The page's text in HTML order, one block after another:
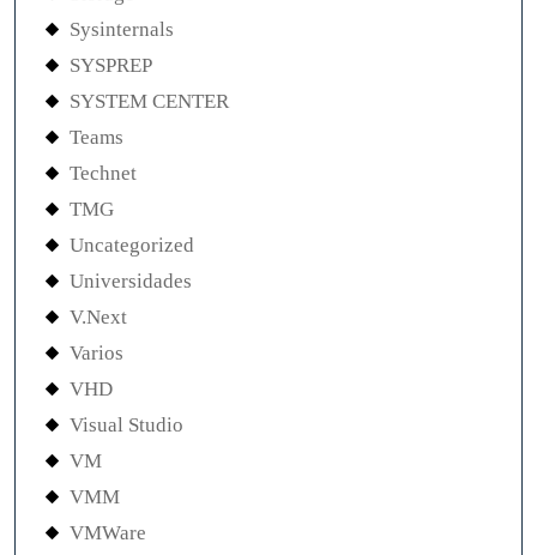
Sysinternals
SYSPREP
SYSTEM CENTER
Teams
Technet
TMG
Uncategorized
Universidades
V.Next
Varios
VHD
Visual Studio
VM
VMM
VMWare